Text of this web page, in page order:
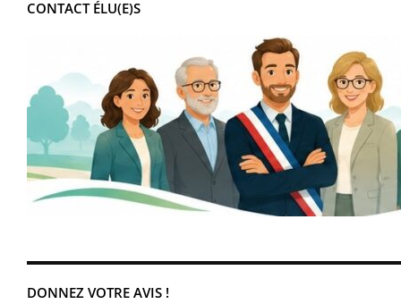
CONTACT ÉLU(E)S
DONNEZ VOTRE AVIS !